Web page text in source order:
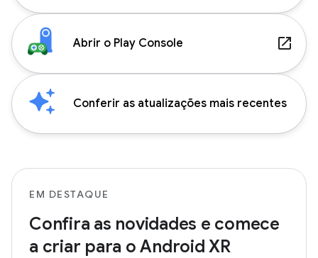
Abrir o Play Console launch
Conferir as atualizações mais recentes
EM DESTAQUE
Confira as novidades e comece
a criar para o Android XR